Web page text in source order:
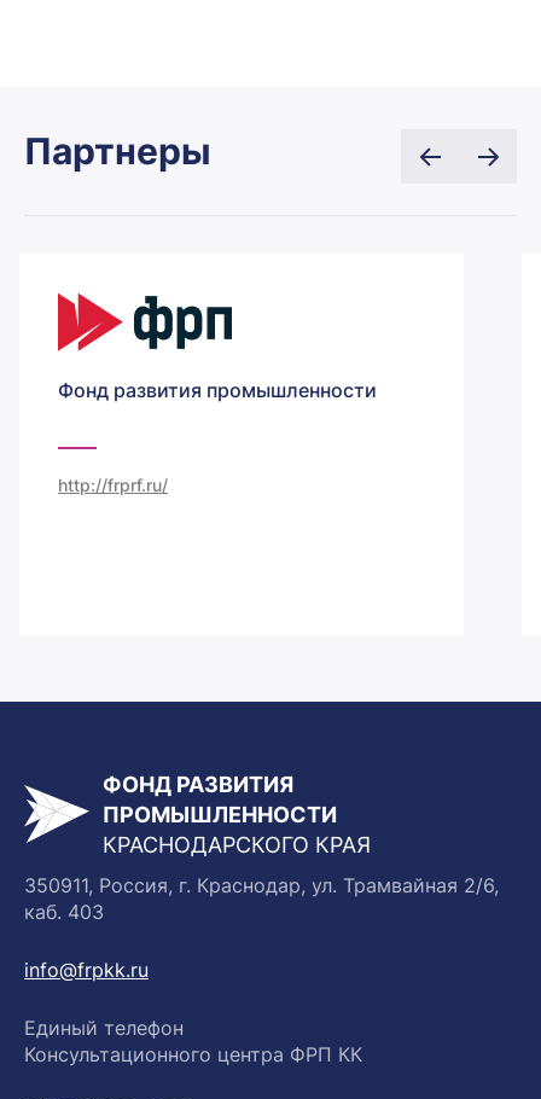
Партнеры
Фонд развития промышленности
http://frprf.ru/
ФОНД РАЗВИТИЯ
ПРОМЫШЛЕННОСТИ
КРАСНОДАРСКОГО КРАЯ
350911, Россия, г. Краснодар, ул. Трамвайная 2/6,
каб. 403
info@frpkk.ru
Единый телефон
Консультационного центра ФРП КК